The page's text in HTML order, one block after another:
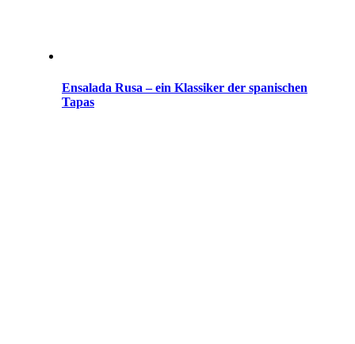
Ensalada Rusa – ein Klassiker der spanischen
Tapas